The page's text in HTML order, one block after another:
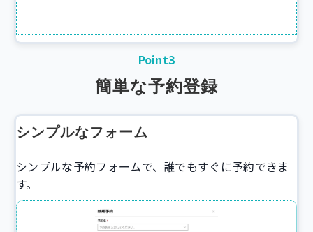
Point3
簡単な予約登録
シンプルなフォーム
シンプルな予約フォームで、誰でもすぐに予約できま
す。